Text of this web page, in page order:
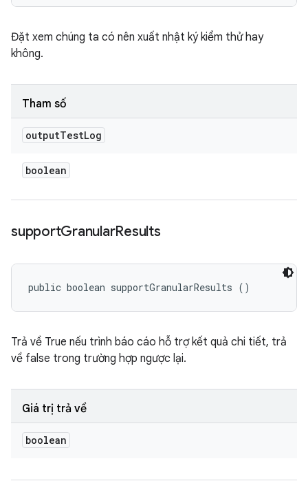
Đặt xem chúng ta có nên xuất nhật ký kiểm thử hay
không.
Tham số
outputTestLog
boolean
supportGranularResults
public boolean supportGranularResults ()
Trả về True nếu trình báo cáo hỗ trợ kết quả chi tiết, trả
về false trong trường hợp ngược lại.
Giá trị trả về
boolean